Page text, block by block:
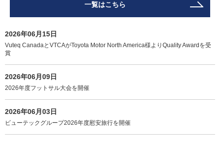
一覧はこちら
2026年06月15日
Vuteq CanadaとVTCAがToyota Motor North America様よりQuality Awardを受
賞
2026年06月09日
2026年度フットサル大会を開催
2026年06月03日
ビューテックグループ2026年度慰安旅行を開催